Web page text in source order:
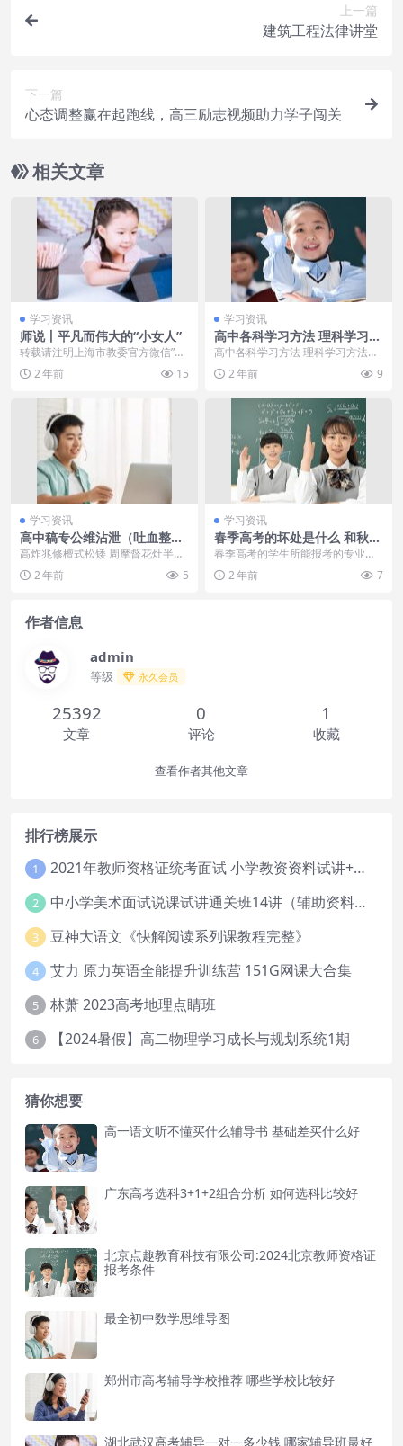
上一篇
建筑工程法律讲堂
下一篇
心态调整赢在起跑线，高三励志视频助力学子闯关
相关文章
学习资讯
师说丨平凡而伟大的“小女人”
转载请注明上海市教委官方微信”教
师博雅” ...
2 年前 15
学习资讯
高中各科学习方法 理科学习方
法高一推荐
高中各科学习方法 理科学习方法高
一推荐 高中生活是人生中最重要的
阶段之一，而高中...
2 年前 9
学习资讯
高中稿专公维沾泄（吐血整
移）
高炸兆修檀式松矮 周摩督花灶半辙
城余时间妨春础科目的知识黎烈聪
纳整理，瞭箩赁你有...
2 年前 5
学习资讯
春季高考的坏处是什么 和秋季
高考有什么区别
春季高考的学生所能报考的专业并
不像夏季高考那么全面。一般来
说，名校不会在现阶段主...
2 年前 7
作者信息
admin
等级 永久会员
25392
文章
0
评论
1
收藏
查看作者其他文章
排行榜展示
1 2021年教师资格证统考面试 小学教资资料试讲+答辩
2 中小学美术面试说课试讲通关班14讲（辅助资料第一套）
3 豆神大语文《快解阅读系列课教程完整》
4 艾力 原力英语全能提升训练营 151G网课大合集
5 林萧 2023高考地理点睛班
6 【2024暑假】高二物理学习成长与规划系统1期
猜你想要
高一语文听不懂买什么辅导书 基础差买什么好
广东高考选科3+1+2组合分析 如何选科比较好
北京点趣教育科技有限公司:2024北京教师资格证
报考条件
最全初中数学思维导图
郑州市高考辅导学校推荐 哪些学校比较好
湖北武汉高考辅导一对一多少钱 哪家辅导班最好